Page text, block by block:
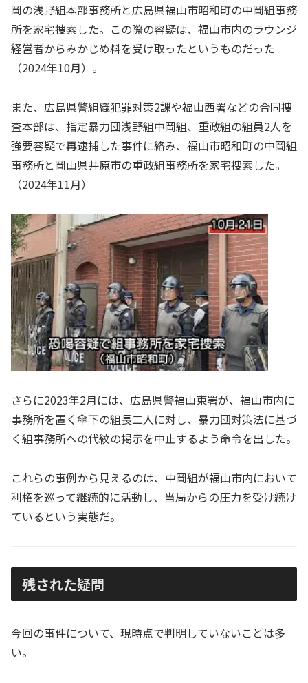
岡の浅野組本部事務所と広島県福山市昭和町の中岡組事務
所を家宅捜索した。この際の容疑は、福山市内のラウンジ
経営者からみかじめ料を受け取ったというものだった
（2024年10月）。
また、広島県警組織犯罪対策2課や福山西署などの合同捜
査本部は、指定暴力団浅野組中岡組、重政組の組員2人を
強要容疑で再逮捕した事件に絡み、福山市昭和町の中岡組
事務所と岡山県井原市の重政組事務所を家宅捜索した。
（2024年11月）
さらに2023年2月には、広島県警福山東署が、福山市内に
事務所を置く傘下の組長二人に対し、暴力団対策法に基づ
く組事務所への代紋の掲示を中止するよう命令を出した。
これらの事例から見えるのは、中岡組が福山市内において
利権を巡って継続的に活動し、当局からの圧力を受け続け
ているという実態だ。
残された疑問
今回の事件について、現時点で判明していないことは多
い。